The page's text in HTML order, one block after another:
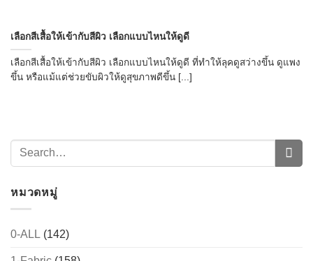
เลือกสีเสื้อให้เข้ากับสีผิว เลือกแบบไหนให้ดูดี
เลือกสีเสื้อให้เข้ากับสีผิว เลือกแบบไหนให้ดูดี ที่ทำให้ลุคดูสว่างขึ้น ดูแพง
ขึ้น หรือแม้แต่ช่วยขับผิวให้ดูสุขภาพดีขึ้น [...]
หมวดหมู่
0-ALL (142)